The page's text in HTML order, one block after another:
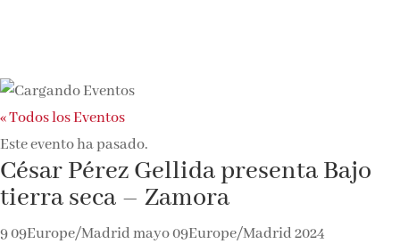
« Todos los Eventos
Este evento ha pasado.
César Pérez Gellida presenta Bajo
tierra seca – Zamora
9 09Europe/Madrid mayo 09Europe/Madrid 2024